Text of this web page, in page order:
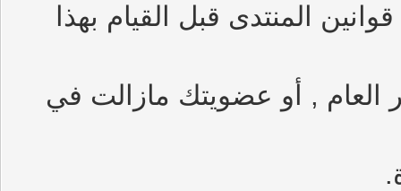
المنتدى قبل القيام بهذا
, أو عضويتك مازالت في